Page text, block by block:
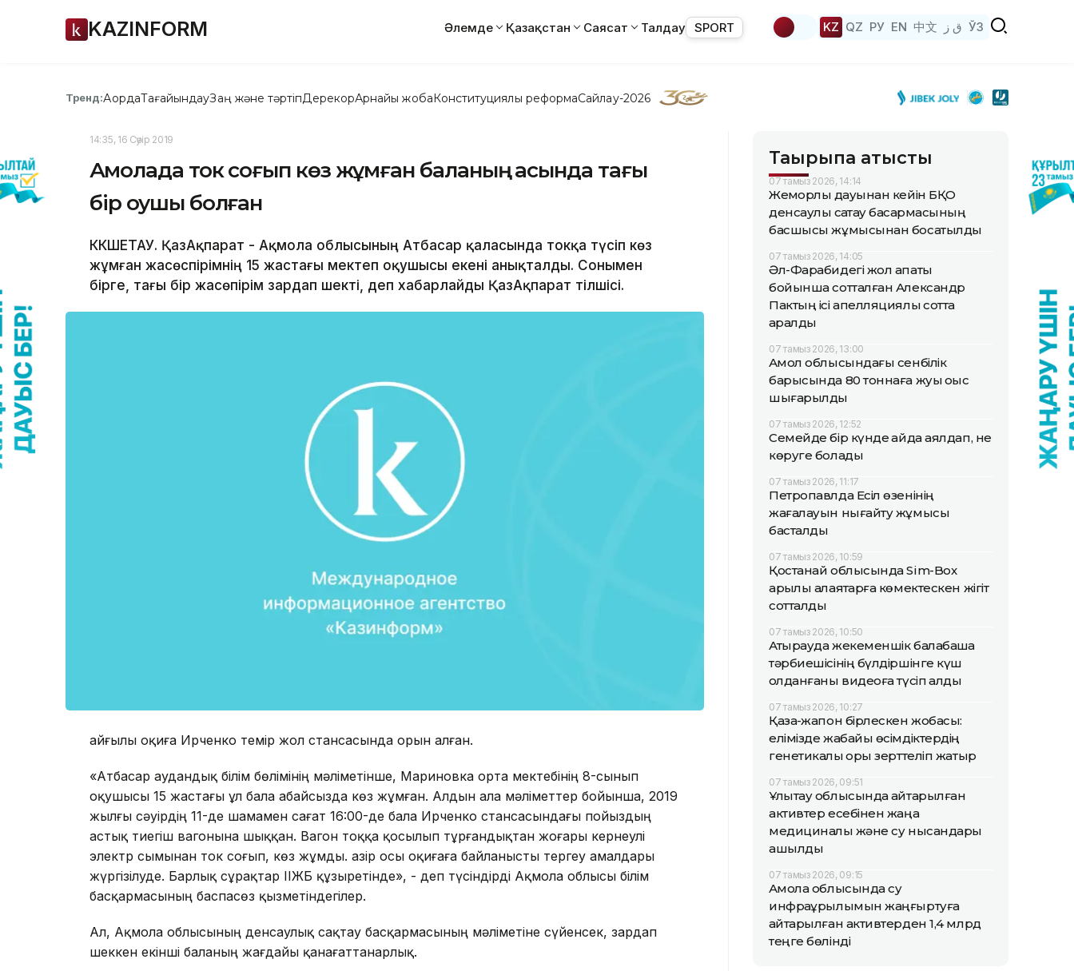
KAZINFORM Әлемде Қазақстан Саясат Талдау SPORT KZ QZ РУ EN 中文 ق ز ЎЗ
Тренд:АқордаТағайындауЗаң және тәртіпДерекқорАрнайы жобаКонституциялық реформаСайлау-2026
14:35, 16 Сәуір 2019
Ақмолада ток соғып көз жұмған баланың қасында тағы
бір оқушы болған
КӨКШЕТАУ. ҚазАқпарат - Ақмола облысының Атбасар қаласында токқа түсіп көз
жұмған жасөспірімнің 15 жастағы мектеп оқушысы екені анықталды. Сонымен
бірге, тағы бір жасөпірім зардап шекті, деп хабарлайды ҚазАқпарат тілшісі.
Қайғылы оқиға Ирченко темір жол стансасында орын алған.
«Атбасар аудандық білім бөлімінің мәліметінше, Мариновка орта мектебінің 8-сынып
оқушысы 15 жастағы ұл бала абайсызда көз жұмған. Алдын ала мәліметтер бойынша, 2019
жылғы сәуірдің 11-де шамамен сағат 16:00-де бала Ирченко стансасындағы пойыздың
астық тиегіш вагонына шыққан. Вагон тоққа қосылып тұрғандықтан жоғары кернеулі
электр сымынан ток соғып, көз жұмды. Қазір осы оқиғаға байланысты тергеу амалдары
жүргізілуде. Барлық сұрақтар ІІЖБ құзыретінде», - деп түсіндірді Ақмола облысы білім
басқармасының баспасөз қызметіндегілер.
Ал, Ақмола облысының денсаулық сақтау басқармасының мәліметіне сүйенсек, зардап
шеккен екінші баланың жағдайы қанағаттанарлық.
Тақырыпқа қатысты
07 тамыз 2026, 14:14
Жемқорлық дауынан кейін БҚО
денсаулық сақтау басқармасының
басшысы жұмысынан босатылды
07 тамыз 2026, 14:05
Әл-Фарабидегі жол апаты
бойынша сотталған Александр
Пактың ісі апелляциялық сотта
қаралды
07 тамыз 2026, 13:00
Ақмол облысындағы сенбілік
барысында 80 тоннаға жуық қоқыс
шығарылды
07 тамыз 2026, 12:52
Семейде бір күнде қайда аялдап, не
көруге болады
07 тамыз 2026, 11:17
Петропавлда Есіл өзенінің
жағалауын нығайту жұмысы
басталды
07 тамыз 2026, 10:59
Қостанай облысында Sim-Box
арқылы алаяқтарға көмектескен жігіт
сотталды
07 тамыз 2026, 10:50
Атырауда жекеменшік балабақша
тәрбиешісінің бүлдіршінге күш
қолданғаны видеоға түсіп қалды
07 тамыз 2026, 10:27
Қазақ-жапон бірлескен жобасы:
елімізде жабайы өсімдіктердің
генетикалық қоры зерттеліп жатыр
07 тамыз 2026, 09:51
Ұлытау облысында қайтарылған
активтер есебінен жаңа
медициналық және су нысандары
ашылды
07 тамыз 2026, 09:15
Ақмола облысында су
инфрақұрылымын жаңғыртуға
қайтарылған активтерден 1,4 млрд
теңге бөлінді